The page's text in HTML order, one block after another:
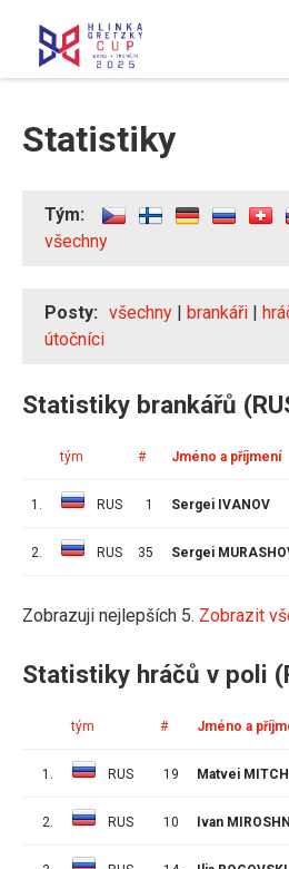
Statistiky
Tým:
všechny
Posty: všechny | brankáři |
útočníci
Statistiky brankářů
tým # Jméno a příjmení
1. RUS 1 Sergei IVANOV
2. RUS 35 Sergei
Zobrazuji nejlepších 5. Zobrazit
Statistiky hráčů v poli
tým # Jméno a
1. RUS 19 Matvei
2. RUS 10 Ivan